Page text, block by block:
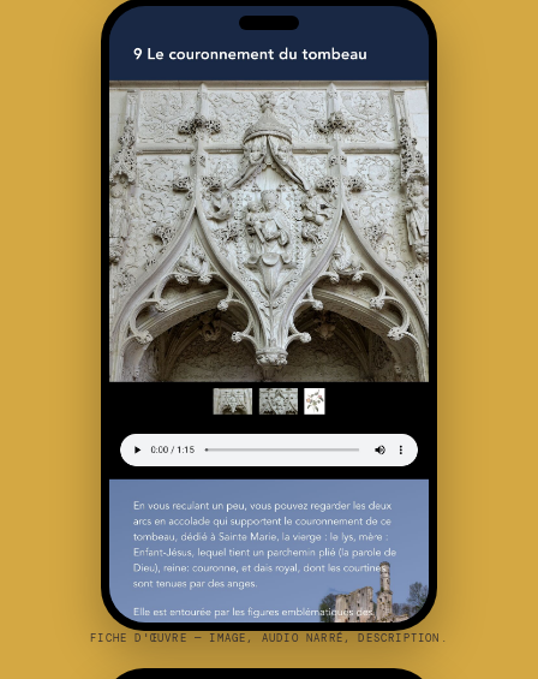
FICHE D'ŒUVRE — IMAGE, AUDIO NARRÉ, DESCRIPTION.